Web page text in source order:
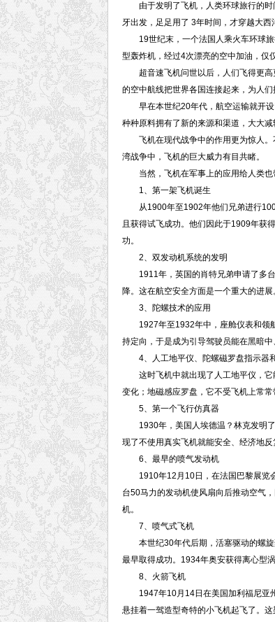
由于发明了飞机，人类环球旅行的时
牙出发，足足用了 3年时间，才穿越大西
19世纪末，一个法国人乘火车环球旅
型轰炸机，经过4次漂亮的空中加油，仅
超音速飞机问世以后，人们飞得更高
的空中航线把世界各国连接起来，为人们
早在本世纪20年代，航空运输就开设
种种原料拥有了新的来源和渠道，大大
飞机在现代战争中的作用更为惊人。
湾战争中，飞机的巨大威力有目共睹。
当然，飞机在军事上的应用给人类也
1、第一架飞机诞生
从1900年至1902年他们兄弟进行1000
且获得试飞成功。他们因此于1909年获
功。
2、双发动机系统的发明
1911年，英国的肖特兄弟申请了多台
降。这在航空安全方面是一个重大的进
3、陀螺技术的应用
1927年至1932年中，座舱仪表和领航
持定向，于是成为引导驾驶员能在黑暗
4、人工地平仪、陀螺磁罗盘指示器
这时飞机中就出现了人工地平仪，它
变化；地磁感应罗盘，它不受飞机上常
5、第一个飞行仿真器
1930年，美国人埃德温？林克发明了
现了不使用真实飞机就能安全、经济地反
6、最早的喷气发动机
1910年12月10日，在法国巴黎展览会
台50马力的发动机使风扇向后推动空气
机。
7、喷气式飞机
本世纪30年代后期，活塞驱动的螺旋
最早取得成功。1934年奥安获得离心型
8、火箭飞机
1947年10月14日在美国加利福尼亚州
悬挂着一驾造型奇特的小飞机起飞了。